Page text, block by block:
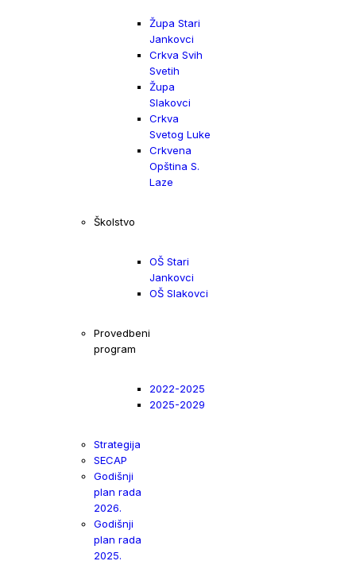
Župa Stari
Jankovci
Crkva Svih
Svetih
Župa
Slakovci
Crkva
Svetog Luke
Crkvena
Opština S.
Laze
Školstvo
OŠ Stari
Jankovci
OŠ Slakovci
Provedbeni
program
2022-2025
2025-2029
Strategija
SECAP
Godišnji
plan rada
2026.
Godišnji
plan rada
2025.